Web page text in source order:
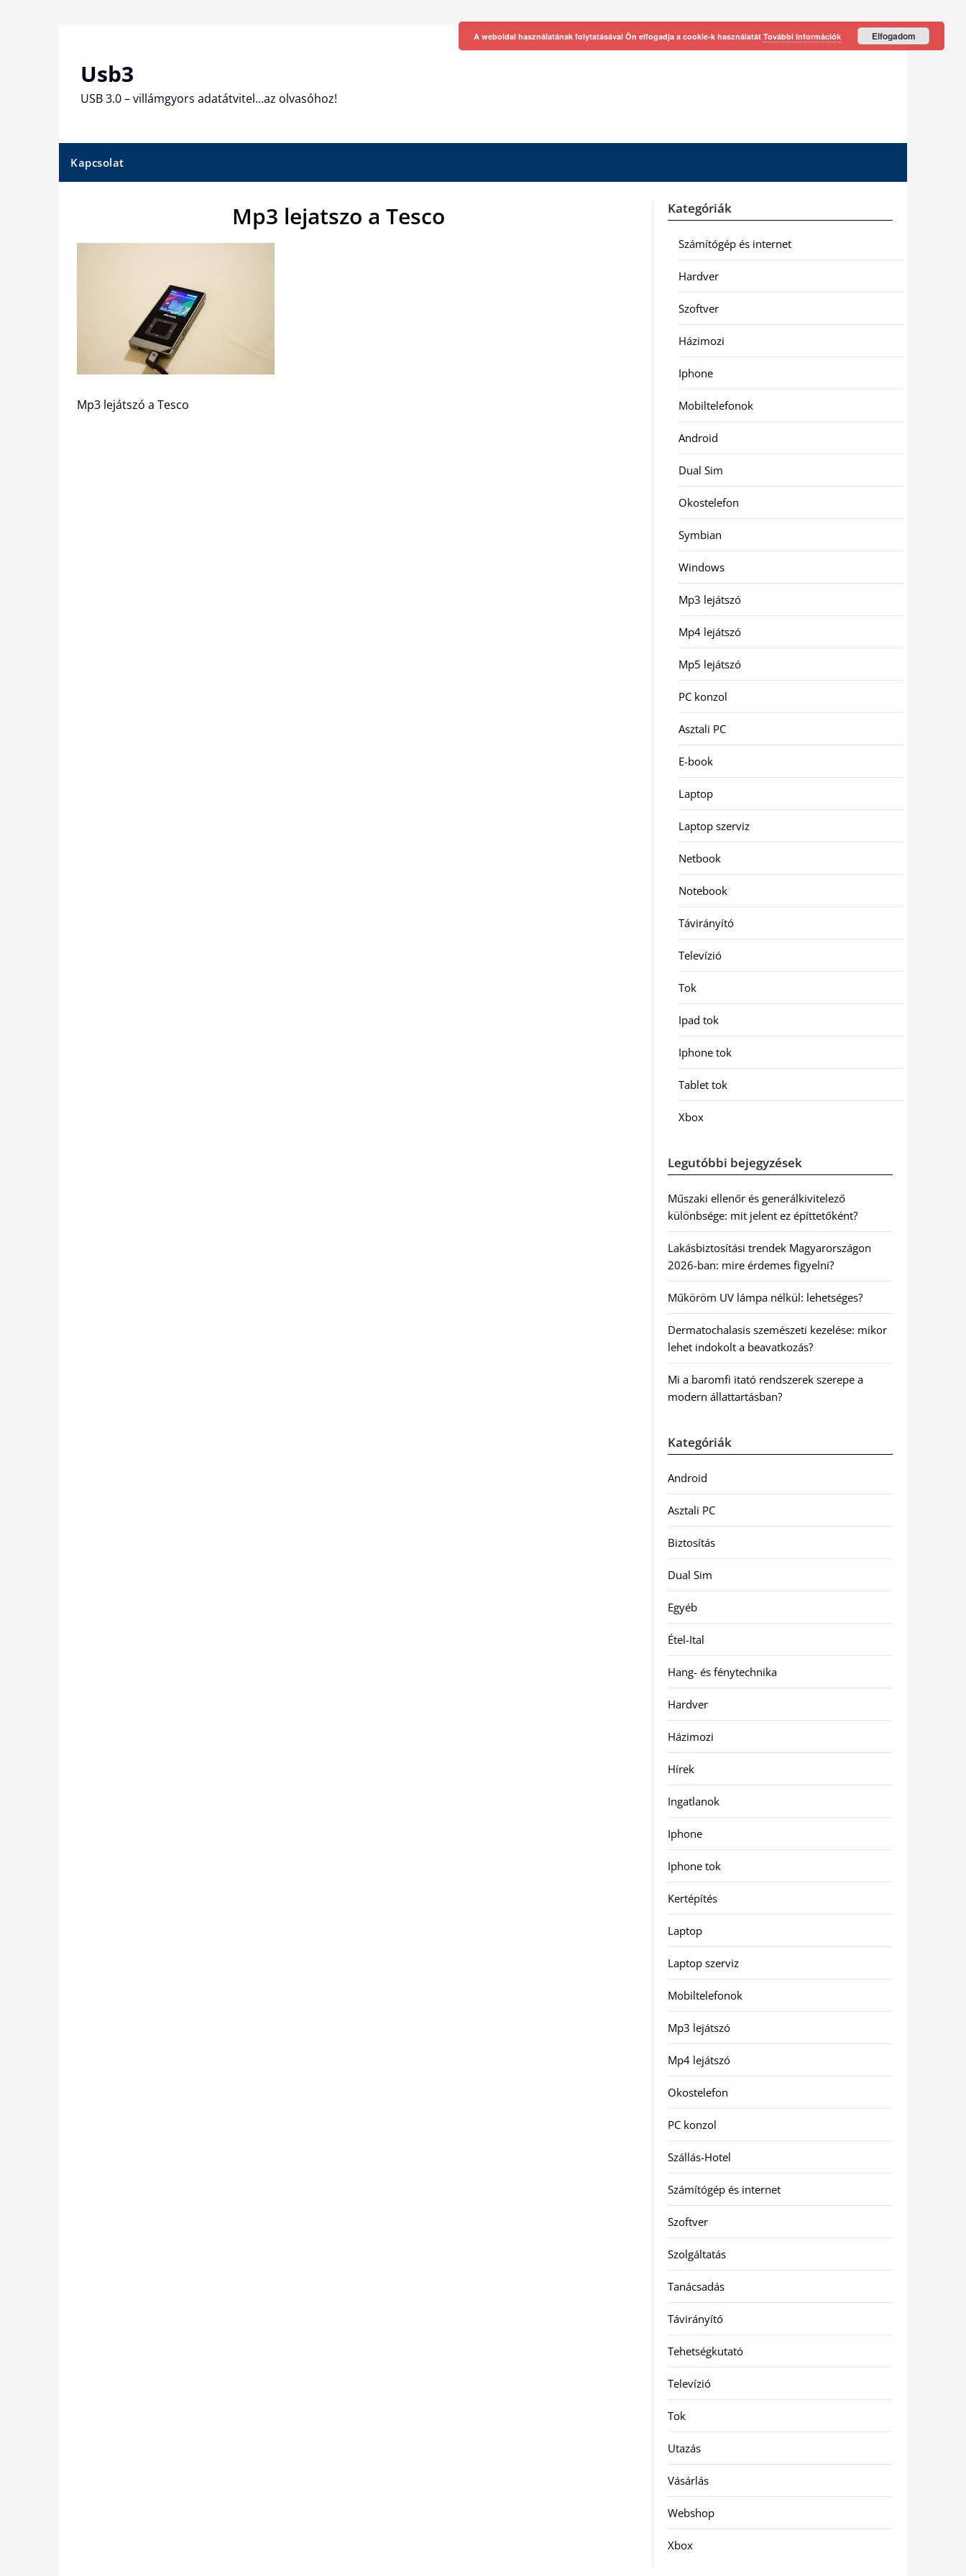
Usb3
USB 3.0 – villámgyors adatátvitel…az olvasóhoz!
Kapcsolat
Mp3 lejatszo a Tesco
Mp3 lejátszó a Tesco
Kategóriák
Számítógép és internet
Hardver
Szoftver
Házimozi
Iphone
Mobiltelefonok
Android
Dual Sim
Okostelefon
Symbian
Windows
Mp3 lejátszó
Mp4 lejátszó
Mp5 lejátszó
PC konzol
Asztali PC
E-book
Laptop
Laptop szerviz
Netbook
Notebook
Távirányító
Televízió
Tok
Ipad tok
Iphone tok
Tablet tok
Xbox
Legutóbbi bejegyzések
Műszaki ellenőr és generálkivitelező
különbsége: mit jelent ez építtetőként?
Lakásbiztosítási trendek Magyarországon
2026-ban: mire érdemes figyelni?
Műköröm UV lámpa nélkül: lehetséges?
Dermatochalasis szemészeti kezelése: mikor
lehet indokolt a beavatkozás?
Mi a baromfi itató rendszerek szerepe a
modern állattartásban?
Kategóriák
Android
Asztali PC
Biztosítás
Dual Sim
Egyéb
Étel-Ital
Hang- és fénytechnika
Hardver
Házimozi
Hírek
Ingatlanok
Iphone
Iphone tok
Kertépítés
Laptop
Laptop szerviz
Mobiltelefonok
Mp3 lejátszó
Mp4 lejátszó
Okostelefon
PC konzol
Szállás-Hotel
Számítógép és internet
Szoftver
Szolgáltatás
Tanácsadás
Távirányító
Tehetségkutató
Televízió
Tok
Utazás
Vásárlás
Webshop
Xbox
A weboldal használatának folytatásával Ön elfogadja a cookie-k használatát További információk Elfogadom